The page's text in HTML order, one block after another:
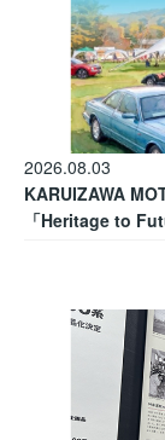
2026.08.03
KARUIZAWA
「Heritage to